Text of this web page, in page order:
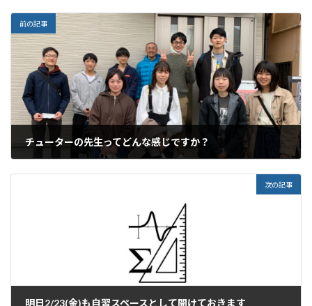
前の記事
チューターの先生ってどんな感じですか？
次の記事
明日2/23(金)も自習スペースとして開けておきます